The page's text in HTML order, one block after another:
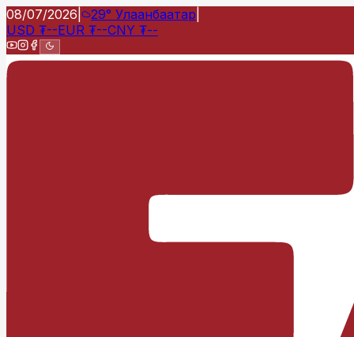
08/07/2026 29° Улаанбаатар
USD ₮--EUR ₮--CNY ₮--